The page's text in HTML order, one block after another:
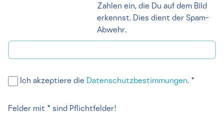
Zahlen ein, die Du auf dem Bild
erkennst. Dies dient der Spam-
Abwehr.
Ich akzeptiere die Datenschutzbestimmungen. *
Felder mit * sind Pflichtfelder!